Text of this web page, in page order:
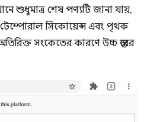
শুধুমাত্র শেষ পণ্যটি জানা যায়,
সিকোয়েন্স এবং পৃথক
সংকেতের কারণে উচ্চ স্তরের